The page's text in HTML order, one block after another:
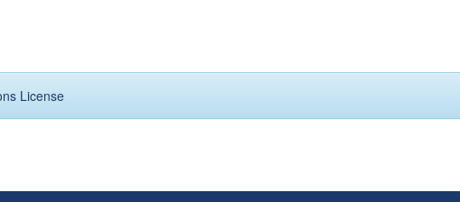
License